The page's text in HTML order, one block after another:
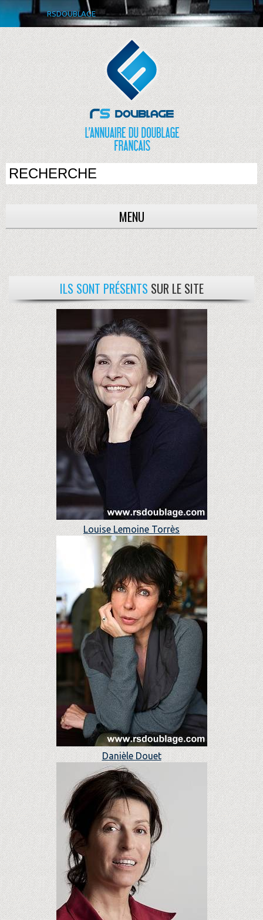
RSDOUBLAGE
MENU
ILS SONT PRÉSENTS SUR LE SITE
Louise Lemoine Torrès
Danièle Douet